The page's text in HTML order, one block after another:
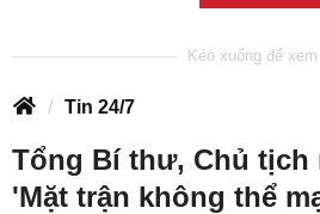
Tin 24/7
Tổng Bí thư, Chủ tịch
'Mặt trận không thể